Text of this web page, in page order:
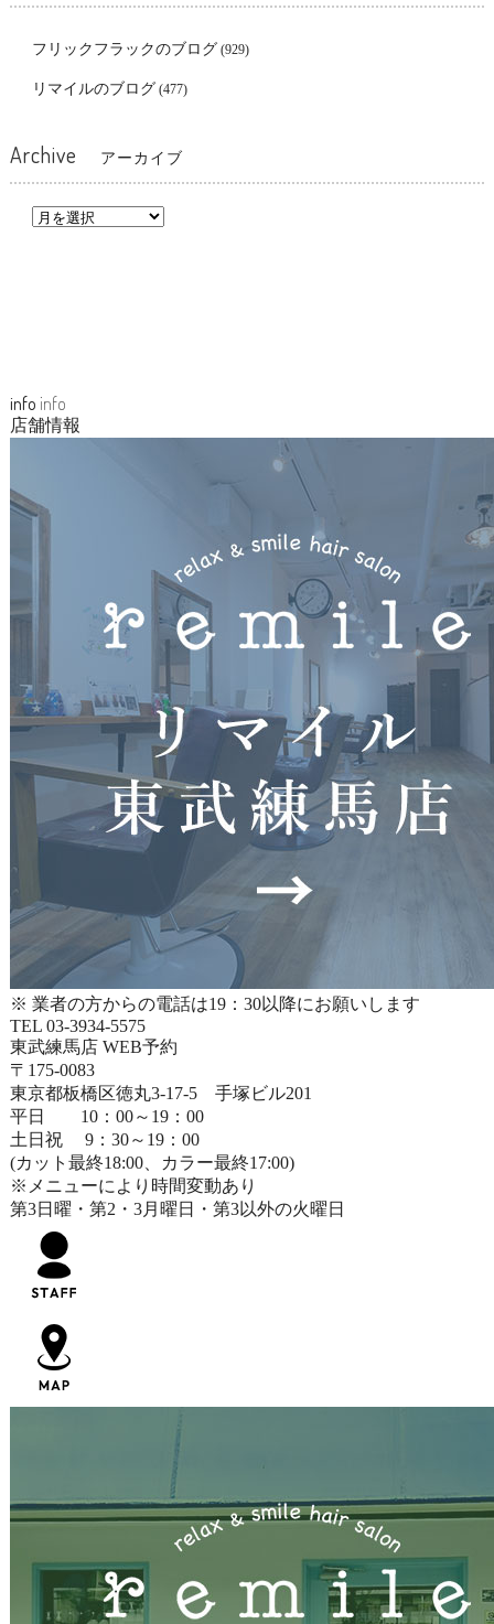
フリックフラックのブログ (929)
リマイルのブログ (477)
Archive アーカイブ
info info
店舗情報
※ 業者の方からの電話は19：30以降にお願いします
TEL 03-3934-5575
東武練馬店 WEB予約
〒175-0083
東京都板橋区徳丸3-17-5 手塚ビル201
平日 10：00～19：00
土日祝 9：30～19：00
(カット最終18:00、カラー最終17:00)
※メニューにより時間変動あり
第3日曜・第2・3月曜日・第3以外の火曜日